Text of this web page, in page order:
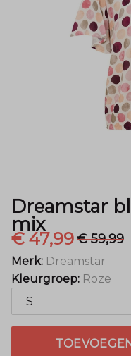
Menger
Dreamstar
mix
€ 47,99€ 59,99
Merk: Dreamstar
Kleurgroep: Roze